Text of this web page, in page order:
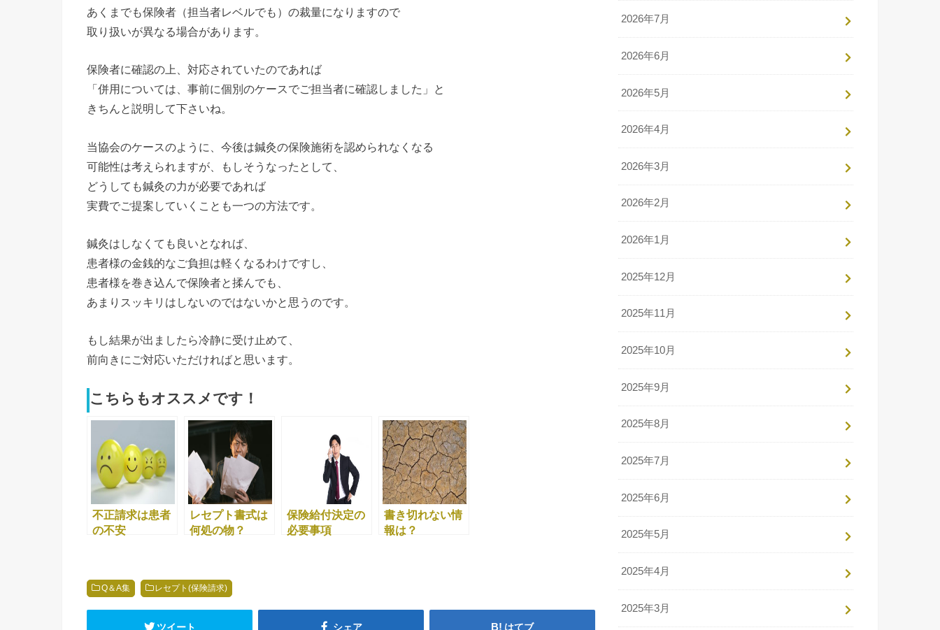
あくまでも保険者（担当者レベルでも）の裁量になりますので
取り扱いが異なる場合があります。
保険者に確認の上、対応されていたのであれば
「併用については、事前に個別のケースでご担当者に確認しました」と
きちんと説明して下さいね。
当協会のケースのように、今後は鍼灸の保険施術を認められなくなる
可能性は考えられますが、もしそうなったとして、
どうしても鍼灸の力が必要であれば
実費でご提案していくことも一つの方法です。
鍼灸はしなくても良いとなれば、
患者様の金銭的なご負担は軽くなるわけですし、
患者様を巻き込んで保険者と揉んでも、
あまりスッキリはしないのではないかと思うのです。
もし結果が出ましたら冷静に受け止めて、
前向きにご対応いただければと思います。
こちらもオススメです！
不正請求は患者
の不安
レセプト書式は
何処の物？
保険給付決定の
必要事項
書き切れない情
報は？
Q＆A集 レセプト(保険請求)
ツイート シェア はてブ
2026年7月
2026年6月
2026年5月
2026年4月
2026年3月
2026年2月
2026年1月
2025年12月
2025年11月
2025年10月
2025年9月
2025年8月
2025年7月
2025年6月
2025年5月
2025年4月
2025年3月